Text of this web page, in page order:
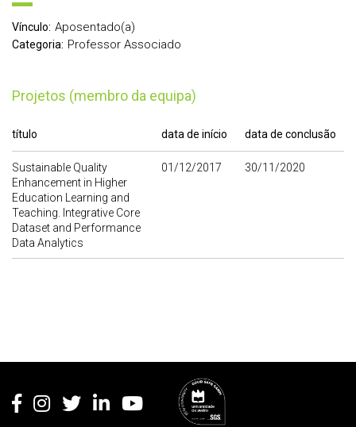
Vínculo: Aposentado(a)
Categoria: Professor Associado
Projetos (membro da equipa)
título data de início data de conclusão
Sustainable Quality
Enhancement in Higher
Education Learning and
Teaching. Integrative Core
Dataset and Performance
Data Analytics
01/12/2017 30/11/2020